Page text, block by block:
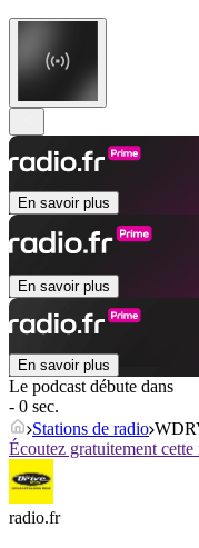
En savoir plus
En savoir plus
En savoir plus
Le podcast débute dans
- 0 sec.
Stations de radio
Écoutez gratuitement
radio.fr